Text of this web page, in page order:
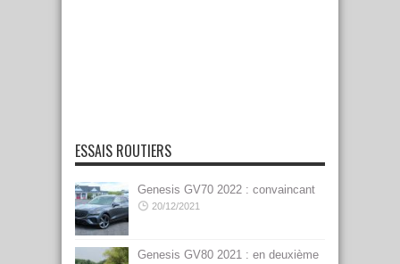
ESSAIS ROUTIERS
Genesis GV70 2022 : convaincant
20/12/2021
Genesis GV80 2021 : en deuxième